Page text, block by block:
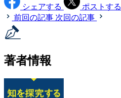
シェアする
ポストする
前回の記事 次回の記事
著者情報